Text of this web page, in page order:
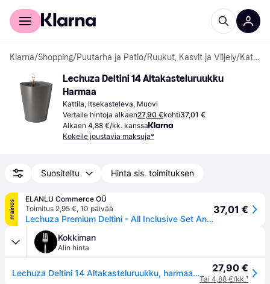
Kuluttajille
Klarna/Shopping/Puutarha ja Patio/Ruukut, Kasvit ja Viljely/ Kattilat
Lechuza Deltini 14 Altakasteluruukku
Harmaa
Kattila, Itsekasteleva, Muovi
Vertaile hintoja alkaen27,90 €kohti37,01 €
Alkaen 4,88 €/kk. kanssa
Kokeile joustavia maksuja*
Suositeltu Hinta sis. toimituksen
mainos
ELANLU Commerce OÜ
Toimitus 2,95 €, 10 päivää
Lechuza Premium Deltini - All Inclusive Set Anthracite (⌀14 ↕18)
37,01 €
Kokkiman
Alin hinta
Lechuza Deltini 14 Altakasteluruukku, harmaa (All-in-One) 27,90 €
Tai 4,88 €/kk.¹